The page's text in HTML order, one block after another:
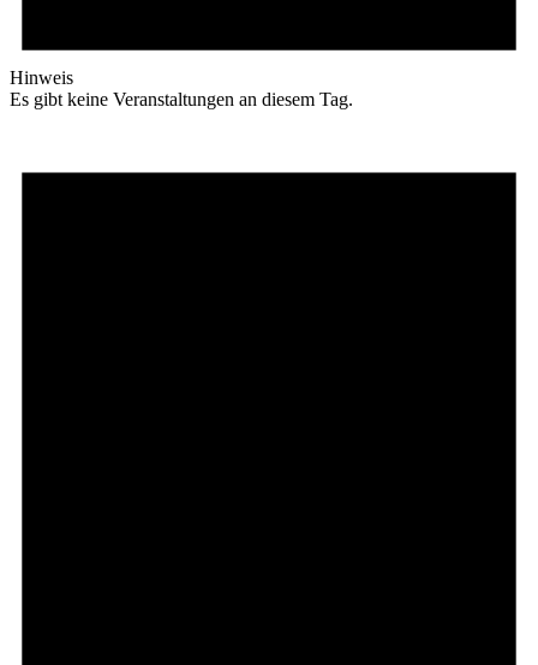
Hinweis
Es gibt keine Veranstaltungen an diesem Tag.